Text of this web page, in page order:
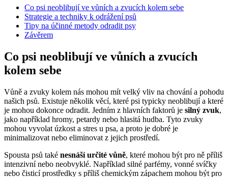
Co psi neoblibují ve vůních a zvucích kolem sebe
Strategie a techniky k odrážení psů
Tipy na účinné metody odradit psy
Závěrem
Co psi neoblibují ve vůních a zvucích
kolem sebe
Vůně a zvuky kolem nás mohou mít velký vliv na chování a pohodu
našich psů. Existuje několik věcí, které psi typicky neoblibují a které
je mohou dokonce odradit. Jedním z hlavních faktorů je silný zvuk,
jako například hromy, petardy nebo hlasitá hudba. Tyto zvuky
mohou vyvolat úzkost a stres u psa, a proto je dobré je
minimalizovat nebo eliminovat z jejich prostředí.
Spousta psů také nesnáší určité vůně, které mohou být pro ně příliš
intenzivní nebo neobvyklé. Například silné parfémy, vonné svíčky
nebo čisticí prostředky s příliš chemickým zápachem mohou být pro